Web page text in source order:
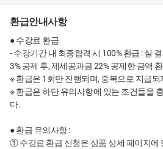
환급안내사항
● 수강료 환급
- 수강기간 내 최종합격 시 100% 환급 : 실
3% 공제 후, 제세공과금 22% 공제한 금액
※ 환급은 1회만 진행되며, 중복으로 지급되
※ 환급은 하단 유의사항에 있는 조건들을
다.
● 환급 유의사항 :
① 수강료 환급 신청은 상품 상세 페이지에